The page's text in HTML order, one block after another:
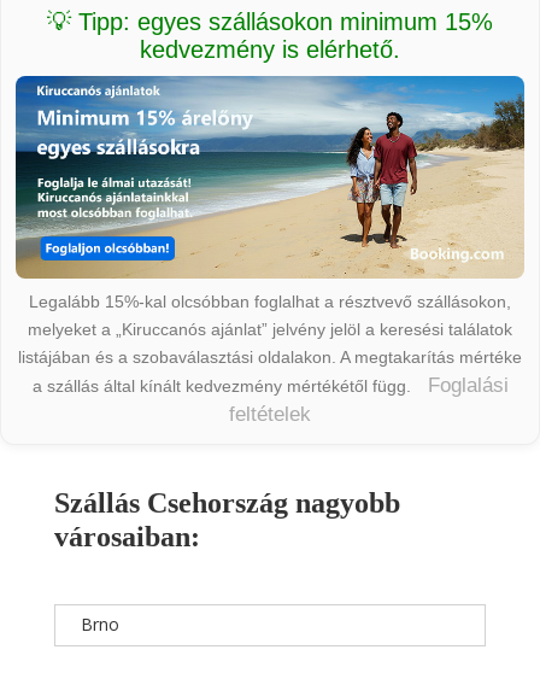
💡 Tipp: egyes szállásokon minimum 15%
kedvezmény is elérhető.
Legalább 15%-kal olcsóbban foglalhat a résztvevő szállásokon,
melyeket a „Kiruccanós ajánlat” jelvény jelöl a keresési találatok
listájában és a szobaválasztási oldalakon. A megtakarítás mértéke
a szállás által kínált kedvezmény mértékétől függ.
Foglalási
feltételek
Szállás Csehország nagyobb
városaiban:
Brno